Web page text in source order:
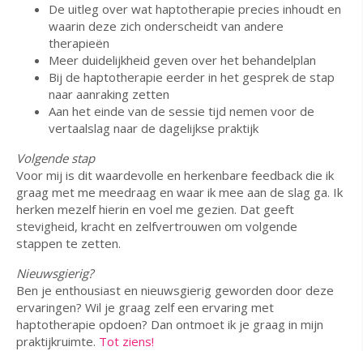
De uitleg over wat haptotherapie precies inhoudt en
waarin deze zich onderscheidt van andere
therapieën
Meer duidelijkheid geven over het behandelplan
Bij de haptotherapie eerder in het gesprek de stap
naar aanraking zetten
Aan het einde van de sessie tijd nemen voor de
vertaalslag naar de dagelijkse praktijk
Volgende stap
Voor mij is dit waardevolle en herkenbare feedback die ik
graag met me meedraag en waar ik mee aan de slag ga. Ik
herken mezelf hierin en voel me gezien. Dat geeft
stevigheid, kracht en zelfvertrouwen om volgende
stappen te zetten.
Nieuwsgierig?
Ben je enthousiast en nieuwsgierig geworden door deze
ervaringen? Wil je graag zelf een ervaring met
haptotherapie opdoen? Dan ontmoet ik je graag in mijn
praktijkruimte. Tot ziens!